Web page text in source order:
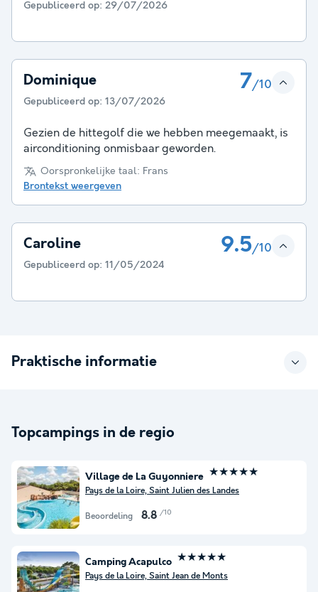
Gepubliceerd op: 29/07/2026
Dominique 7/10
Gepubliceerd op: 13/07/2026
Gezien de hittegolf die we hebben meegemaakt, is
airconditioning onmisbaar geworden.
Oorspronkelijke taal: Frans
Brontekst weergeven
Caroline 9.5/10
Gepubliceerd op: 11/05/2024
Praktische informatie
Topcampings in de regio
Village de La Guyonniere ★★★★★
Pays de la Loire, Saint Julien des Landes
Beoordeling 8.8 /10
Camping Acapulco ★★★★★
Pays de la Loire, Saint Jean de Monts